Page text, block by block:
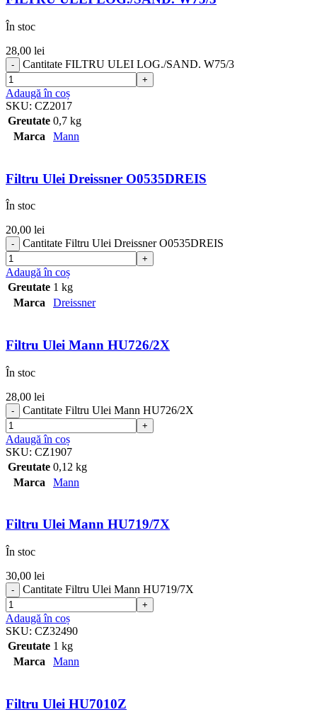
În stoc
28,00 lei
Cantitate FILTRU ULEI LOG./SAND. W75/3
Adaugă în coș
SKU: CZ2017
Greutate 0,7 kg
Marca
Mann
Filtru Ulei Dreissner O0535DREIS
În stoc
20,00 lei
Cantitate Filtru Ulei Dreissner O0535DREIS
Adaugă în coș
Greutate 1 kg
Marca
Dreissner
Filtru Ulei Mann HU726/2X
În stoc
28,00 lei
Cantitate Filtru Ulei Mann HU726/2X
Adaugă în coș
SKU: CZ1907
Greutate 0,12 kg
Marca
Mann
Filtru Ulei Mann HU719/7X
În stoc
30,00 lei
Cantitate Filtru Ulei Mann HU719/7X
Adaugă în coș
SKU: CZ32490
Greutate 1 kg
Marca
Mann
Filtru Ulei HU7010Z